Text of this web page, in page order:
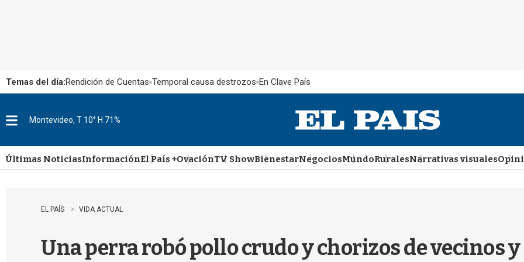
Temas del día:Rendición de Cuentas Temporal causa destrozos En Clave País
u
Montevideo, T 10° H 71%
Últimas NoticiasInformaciónEl País +OvaciónTV ShowBienestarNegociosMundoRuralesNarrativas visuales
EL PAÍS VIDA ACTUAL
Una perra robó pollo crudo y chorizos de vecinos